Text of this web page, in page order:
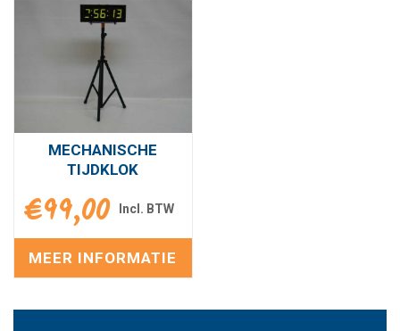
MECHANISCHE
TIJDKLOK
€99,00
MEER INFORMATIE